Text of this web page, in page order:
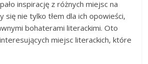
inspirację z różnych miejsc na
się nie tylko tłem dla ich opowieści,
bohaterami literackimi. Oto
miejsc literackich, które